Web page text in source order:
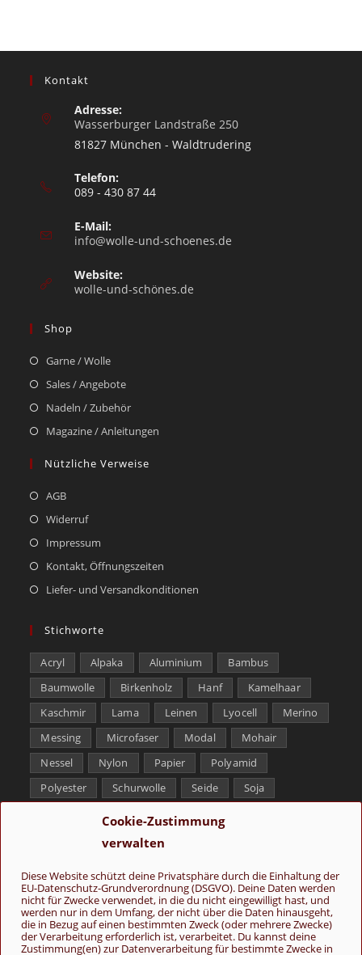
Cookie-Zustimmung
verwalten
Diese Website schützt deine Privatsphäre durch die Einhaltung der
EU-Datenschutz-Grundverordnung (DSGVO). Deine Daten werden
nicht für Zwecke verwendet, in die du nicht eingewilligt hast, und
werden nur in dem Umfang, der nicht über die Daten hinausgeht,
die in Bezug auf einen bestimmten Zweck (oder mehrere Zwecke)
der Verarbeitung erforderlich ist, verarbeitet. Du kannst deine
Zustimmung(en) zur Datenverarbeitung für bestimmte Zwecke in
Kontakt
Adresse:
Wasserburger Landstraße 250
81827 München - Waldtrudering
Telefon:
089 - 430 87 44
E-Mail:
info@wolle-und-schoenes.de
Website:
wolle-und-schönes.de
Shop
Garne / Wolle
Sales / Angebote
Nadeln / Zubehör
Magazine / Anleitungen
Nützliche Verweise
AGB
Widerruf
Impressum
Kontakt, Öffnungszeiten
Liefer- und Versandkonditionen
Stichworte
Acryl Alpaka Aluminium
Bambus
Baumwolle
Birkenholz Hanf
Kamelhaar
Kaschmir
Lama Leinen Lyocell
Merino
Messing
Microfaser Modal
Mohair
Nessel
Nylon Papier
Polyamid
Polyester
Schurwolle Seide
Soja
Tencel
Yak
Folge uns